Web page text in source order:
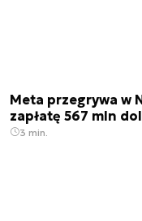
Meta przegrywa w
zapłatę 567 mln
3 min.